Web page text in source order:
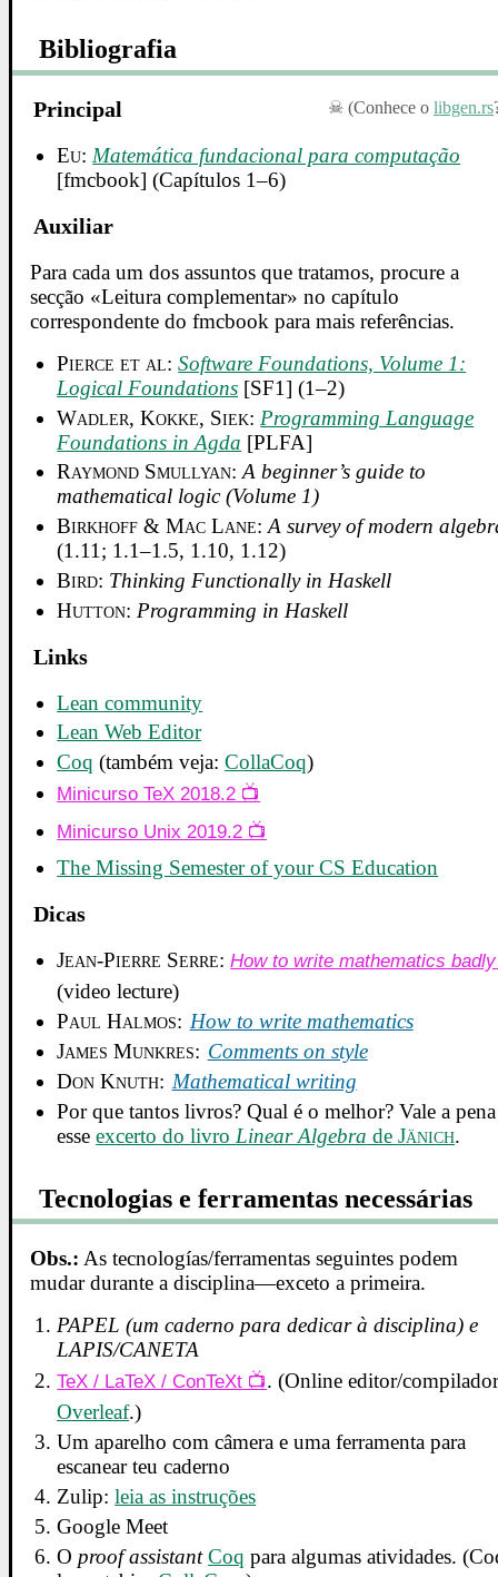
Bibliografia
(Conhece o libgen.rs
Principal
Eu: Matemática fundacional para computação
[fmcbook] (Capítulos 1–6)
Auxiliar
Para cada um dos assuntos que tratamos, procure a
secção «Leitura complementar» no capítulo
correspondente do fmcbook para mais referências.
Pierce et al:Software Foundations, Volume 1:
Logical Foundations [SF1] (1–2)
Wadler, Kokke, Siek: Programming Language
Foundations in Agda [PLFA]
Raymond Smullyan:A beginner’s guide to
mathematical logic (Volume 1)
Birkhoff & Mac Lane:A survey of modern
(1.11; 1.1–1.5, 1.10, 1.12)
Bird: Thinking Functionally in Haskell
Hutton: Programming in Haskell
Links
Lean community
Lean Web Editor
Coq (também veja:CollaCoq)
Minicurso TeX 2018.2
Minicurso Unix 2019.2
The Missing Semester of your CS Education
Dicas
Jean-Pierre Serre:How to write mathematics badly
(video lecture)
Paul Halmos: How to write mathematics
James Munkres: Comments on style
Don Knuth: Mathematical writing
Por que tantos livros? Qual é o melhor? Vale a
esseexcerto do livro Linear Algebra deJänich.
Tecnologias e ferramentas necessárias
Obs.: As tecnologías/ferramentas seguintes podem
mudar durante a disciplina—exceto a primeira.
PAPEL (um caderno para dedicar à disciplina) e
LAPIS/CANETA
TeX / LaTeX / ConTeXt
. (Online editor/
Overleaf.)
Um aparelho com câmera e uma ferramenta para
escanear teu caderno
Zulip:leia as instruções
Google Meet
O proof assistant Coq para algumas atividades.